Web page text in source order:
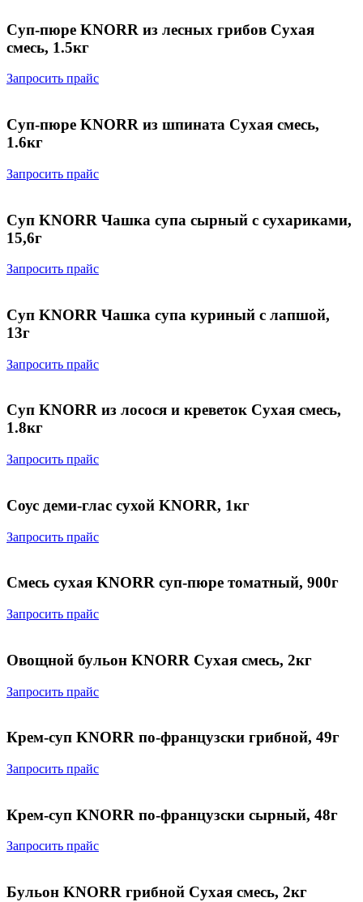
Суп-пюре KNORR из лесных грибов Сухая
смесь, 1.5кг
Запросить прайс
Суп-пюре KNORR из шпината Сухая смесь,
1.6кг
Запросить прайс
Суп KNORR Чашка супа сырный с сухариками,
15,6г
Запросить прайс
Суп KNORR Чашка супа куриный с лапшой,
13г
Запросить прайс
Суп KNORR из лосося и креветок Сухая смесь,
1.8кг
Запросить прайс
Соус деми-глас сухой KNORR, 1кг
Запросить прайс
Смесь сухая KNORR суп-пюре томатный, 900г
Запросить прайс
Овощной бульон KNORR Сухая смесь, 2кг
Запросить прайс
Крем-суп KNORR по-французски грибной, 49г
Запросить прайс
Крем-суп KNORR по-французски сырный, 48г
Запросить прайс
Бульон KNORR грибной Сухая смесь, 2кг